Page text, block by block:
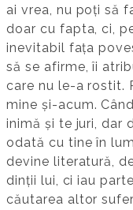
ai vrea, nu poți să
doar cu fapta, ci,
inevitabil fața
să se afirme, îi
care nu le-a rostit.
mine și-acum.
inimă și te juri, dar
odată cu tine în
devine literatură,
dinții lui, ci iau
căutarea altor